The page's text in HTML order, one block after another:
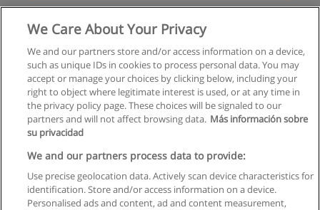
Mestrado em Educação e Sociedade
Solicite informação
Regras de uso
Privacidade de dados
Entrar em contato com Educaedu
We Care About Your Privacy
We and our partners store and/or access information on a device,
such as unique IDs in cookies to process personal data. You may
accept or manage your choices by clicking below, including your
right to object where legitimate interest is used, or at any time in
the privacy policy page. These choices will be signaled to our
partners and will not affect browsing data. Más información sobre
su privacidad
We and our partners process data to provide:
Use precise geolocation data. Actively scan device characteristics for
identification. Store and/or access information on a device.
Personalised ads and content, ad and content measurement,